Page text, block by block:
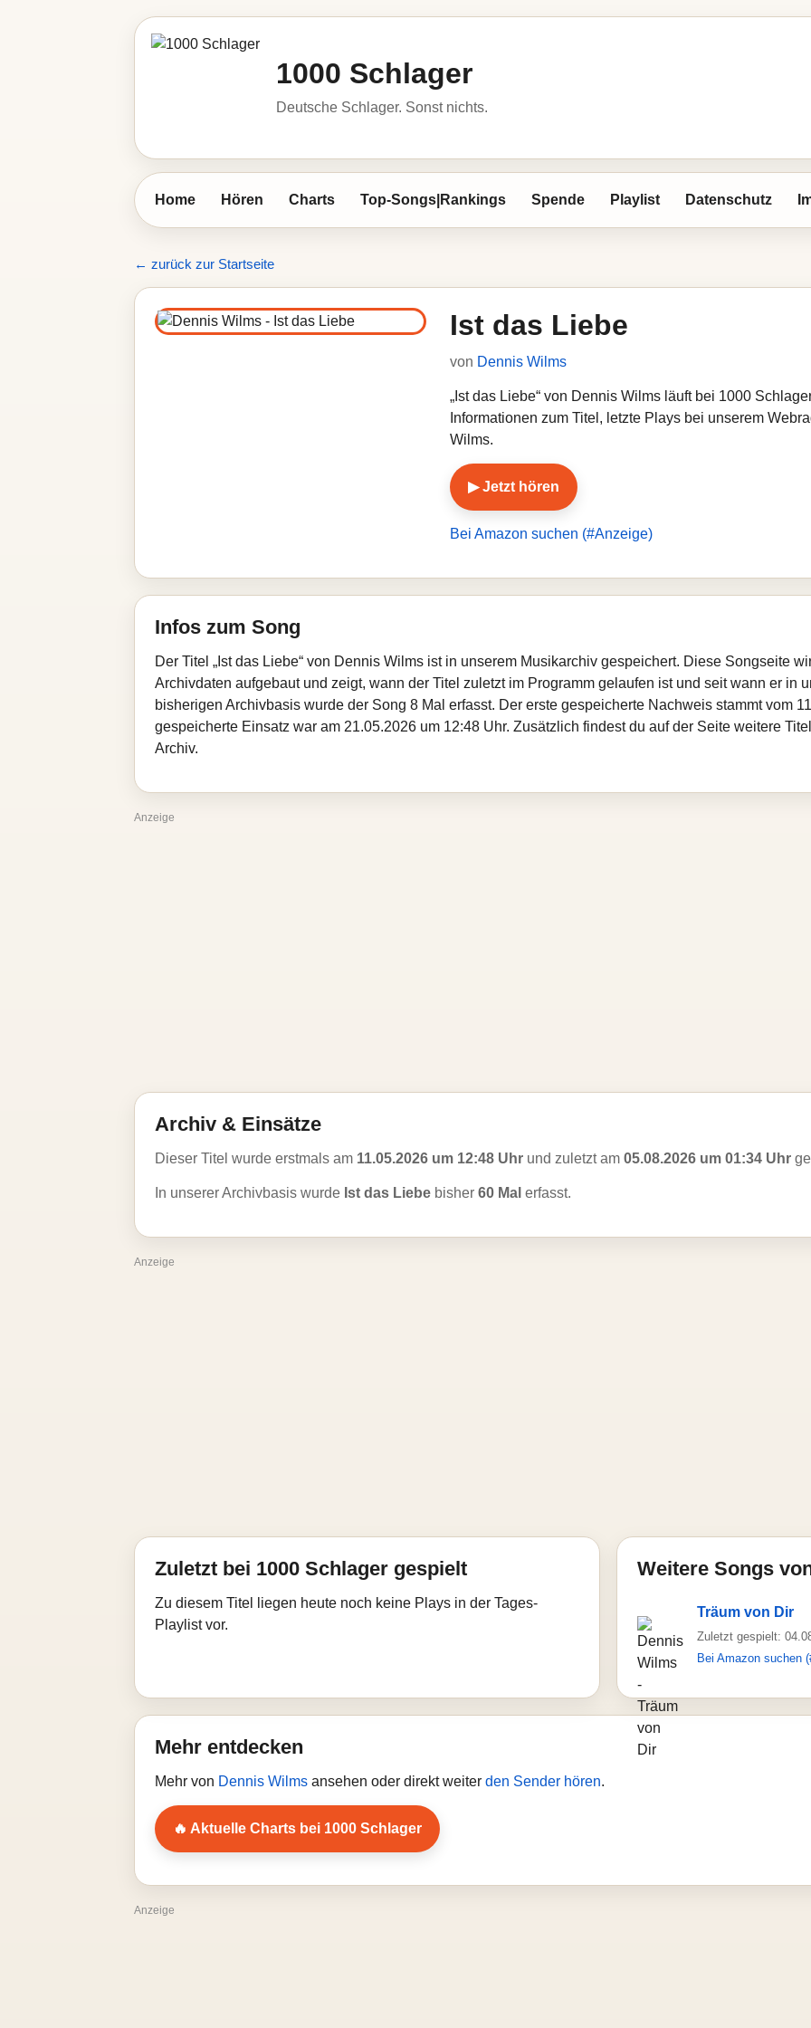
1000 Schlager
Deutsche Schlager. Sonst nichts.
Home Hören Charts Top-Songs|Rankings Spende Playlist Datenschutz
← zurück zur Startseite
Ist das Liebe
von Dennis Wilms
„Ist das Liebe“ von Dennis Wilms läuft bei 1000
Informationen zum Titel, letzte Plays bei unserem
Wilms.
▶ Jetzt hören
Bei Amazon suchen (#Anzeige)
Infos zum Song
Der Titel „Ist das Liebe“ von Dennis Wilms ist in unserem Musikarchiv gespeichert. Diese Songseite
Archivdaten aufgebaut und zeigt, wann der Titel zuletzt im Programm gelaufen ist und seit wann er in
bisherigen Archivbasis wurde der Song 8 Mal erfasst. Der erste gespeicherte Nachweis stammt vom
gespeicherte Einsatz war am 21.05.2026 um 12:48 Uhr. Zusätzlich findest du auf der Seite weitere
Archiv.
Anzeige
Archiv & Einsätze
Dieser Titel wurde erstmals am 11.05.2026 um 12:48 Uhr und zuletzt am 05.08.2026 um 01:34 Uhr
In unserer Archivbasis wurde Ist das Liebe bisher 60 Mal erfasst.
Anzeige
Zuletzt bei 1000 Schlager gespielt
Zu diesem Titel liegen heute noch keine Plays in der Tages-
Playlist vor.
Weitere Songs
Träum von Dir
Zuletzt gespielt:
Bei Amazon suchen
Mehr entdecken
Mehr von Dennis Wilms ansehen oder direkt weiter den Sender hören.
🔥 Aktuelle Charts bei 1000 Schlager
Anzeige